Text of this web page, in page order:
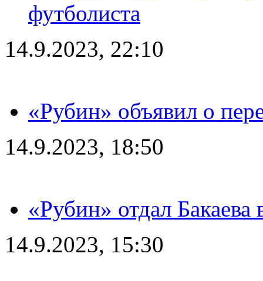
футболиста
14.9.2023, 22:10
«Рубин» объявил о
14.9.2023, 18:50
«Рубин» отдал
14.9.2023, 15:30